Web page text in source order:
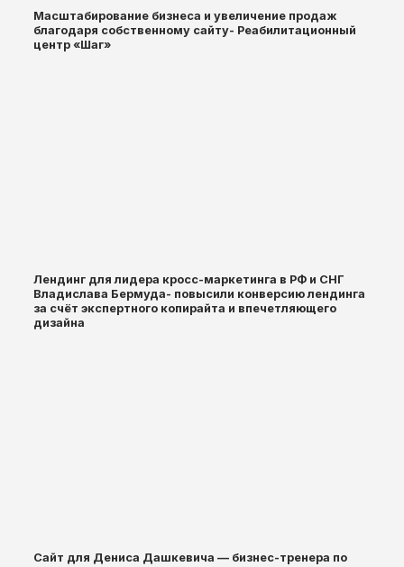
Масштабирование бизнеса и увеличение продаж
благодаря собственному сайту- Реабилитационный
центр «Шаг»
Лендинг для лидера кросс-маркетинга в РФ и СНГ
Владислава Бермуда- повысили конверсию лендинга
за счёт экспертного копирайта и впечетляющего
дизайна
Сайт для Дениса Дашкевича — бизнес-тренера по